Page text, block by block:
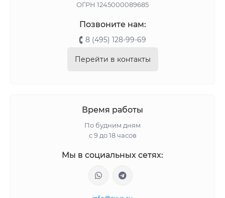
ОГРН 1245000089685
Позвоните нам:
8 (495) 128-99-69
Перейти в контакты
Время работы
По будним дням
с 9 до 18 часов
Мы в социальных сетях: